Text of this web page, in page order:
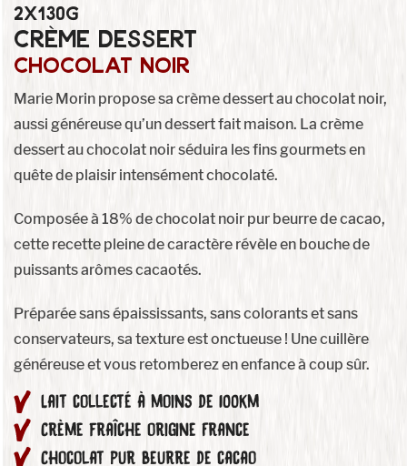
2x130g
crème dessert
chocolat noir
Marie Morin propose sa crème dessert au chocolat noir,
aussi généreuse qu’un dessert fait maison. La crème
dessert au chocolat noir séduira les fins gourmets en
quête de plaisir intensément chocolaté.
Composée à 18% de chocolat noir pur beurre de cacao,
cette recette pleine de caractère révèle en bouche de
puissants arômes cacaotés.
Préparée sans épaississants, sans colorants et sans
conservateurs, sa texture est onctueuse ! Une cuillère
généreuse et vous retomberez en enfance à coup sûr.
Lait collecté à moins de 100km
Crème fraîche origine France
Chocolat pur beurre de cacao